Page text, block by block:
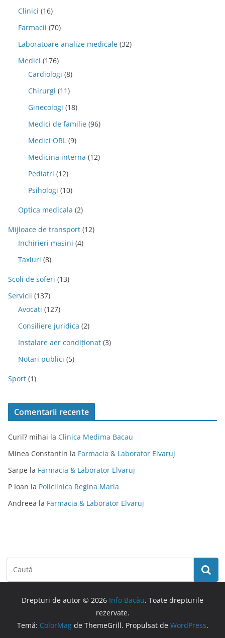
Clinici (16)
Farmacii (70)
Laboratoare analize medicale (32)
Medici (176)
Cardiologi (8)
Chirurgi (11)
Ginecologi (18)
Medici de familie (96)
Medici ORL (9)
Medicina interna (12)
Pediatri (12)
Psihologi (10)
Optica medicala (2)
Mijloace de transport (12)
Inchirieri masini (4)
Taxiuri (8)
Scoli de soferi (13)
Servicii (137)
Avocati (127)
Consiliere juridica (2)
Instalare aer condiționat (3)
Notari publici (5)
Sport (1)
Comentarii recente
Curil? mihai la Clinica Medima Bacau
Minea Constantin la Farmacia & Laborator Elvaruj
Sarpe la Farmacia & Laborator Elvaruj
P Ioan la Policlinica Regina Maria
Andreea la Farmacia & Laborator Elvaruj
Drepturi de autor © 2026 Info Bacău. Toate drepturile
rezervate.
Temă: ColorMagde ThemeGrill. Propulsat de WordPress.